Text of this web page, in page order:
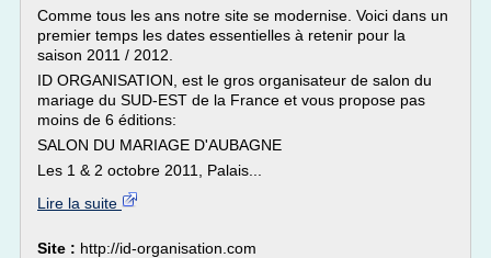
Comme tous les ans notre site se modernise. Voici dans un
premier temps les dates essentielles à retenir pour la
saison 2011 / 2012.
ID ORGANISATION, est le gros organisateur de salon du
mariage du SUD-EST de la France et vous propose pas
moins de 6 éditions:
SALON DU MARIAGE D'AUBAGNE
Les 1 & 2 octobre 2011, Palais...
Lire la suite
Site : http://id-organisation.com